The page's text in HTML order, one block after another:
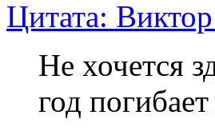
Цитата:
Не хочется
год